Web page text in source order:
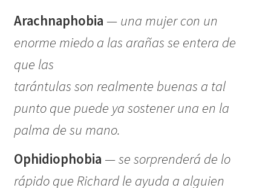
Arachnaphobia — una mujer con un
enorme miedo a las arañas se entera de
que las
tarántulas son realmente buenas a tal
punto que puede ya sostener una en la
palma de su mano.
Ophidiophobia —se sorprenderá de lo
rápido que Richard le ayuda a alguien